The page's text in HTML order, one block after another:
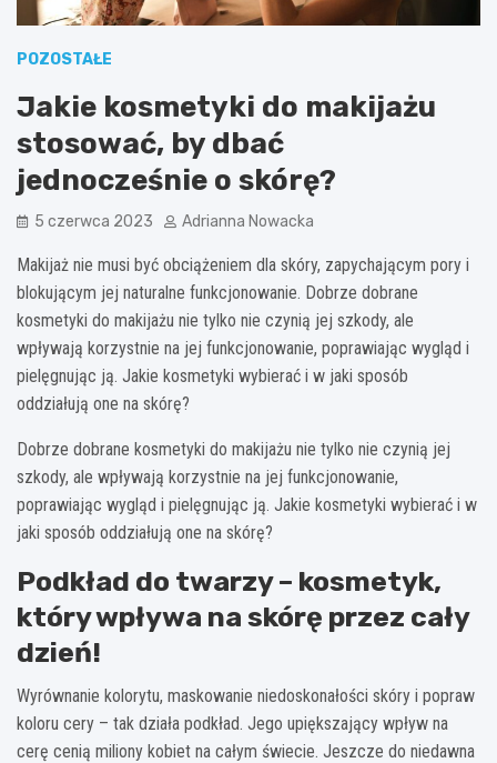
POZOSTAŁE
Jakie kosmetyki do makijażu
stosować, by dbać
jednocześnie o skórę?
5 czerwca 2023 Adrianna Nowacka
Makijaż nie musi być obciążeniem dla skóry, zapychającym pory i
blokującym jej naturalne funkcjonowanie. Dobrze dobrane
kosmetyki do makijażu nie tylko nie czynią jej szkody, ale
wpływają korzystnie na jej funkcjonowanie, poprawiając wygląd i
pielęgnując ją. Jakie kosmetyki wybierać i w jaki sposób
oddziałują one na skórę?
Dobrze dobrane kosmetyki do makijażu nie tylko nie czynią jej
szkody, ale wpływają korzystnie na jej funkcjonowanie,
poprawiając wygląd i pielęgnując ją. Jakie kosmetyki wybierać i w
jaki sposób oddziałują one na skórę?
Podkład do twarzy – kosmetyk,
który wpływa na skórę przez cały
dzień!
Wyrównanie kolorytu, maskowanie niedoskonałości skóry i popraw
koloru cery – tak działa podkład. Jego upiększający wpływ na
cerę cenią miliony kobiet na całym świecie. Jeszcze do niedawna